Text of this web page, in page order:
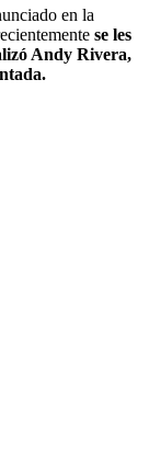
en la
se les
Andy Rivera,